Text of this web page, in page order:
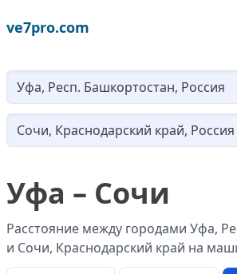
ve7pro.com
Уфа – Сочи
Расстояние между городами Уфа,
и Сочи, Краснодарский край на